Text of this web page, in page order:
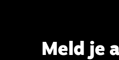
Meld je